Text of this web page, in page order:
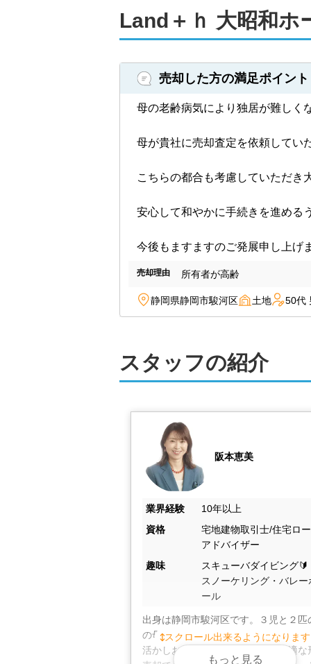
選んで撮影するなど、細部まで配慮
さらに、これまでお取引のあった方
即現金化できる買取
弊社では、仲介だけでなく買取によ
たします。さらに、賃貸仲介のお取
売主様のお手間やご負担を軽減する
不動産売却は、大昭
売却など、複雑な事情を含む案件も
も可能です。遠方にお住まいの方な
します。不動産売却は、ぜひ弊社に
Land＋ｈ 大昭和ホ
売却した方の満足ポイント
母の老齢病気により独居が難しく
母が貴社に売却査定を依頼してい
こちらの都合も考慮していただき
安心して和やかに手続きを進める
今後もますますのご発展申し上げ
売却理由 所有者が高齢
静岡県静岡市駿河区 土地 50代
スタッフの紹介
阪本恵美
業界経験
10年以上
資格
宅地建物取引士/住宅ロ
アドバイザー
趣味
スキューバダイビング🔰
スノーケリング・バレー
ール
出身は静岡市駿河区です。３児と２匹
の母です。不動産業界で培った知識な
活かしお客様の大切な不動産を最適な
スクロール出来るようになります
もっと見る